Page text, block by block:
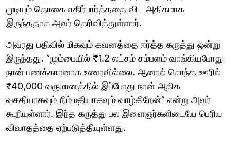
முடியும் தொகை எதிர்பார்த்ததை விட அதிகமாக
இருந்ததாக அவர் தெரிவித்துள்ளார்.
அவரது பதிவில் மிகவும் கவனத்தை ஈர்த்த கருத்து ஒன்று
இருந்தது. “மும்பையில் ₹1.2 லட்சம் சம்பளம் வாங்கியபோது
நான் பணக்காரனாக உணரவில்லை. ஆனால் சொந்த ஊரில்
₹40,000 வருமானத்தில் இப்போது நான் அதிக
வசதியாகவும் நிம்மதியாகவும் வாழ்கிறேன்” என்று அவர்
கூறியுள்ளார். இந்த கருத்து பல இளைஞர்களிடையே பெரிய
விவாதத்தை ஏற்படுத்தியுள்ளது.